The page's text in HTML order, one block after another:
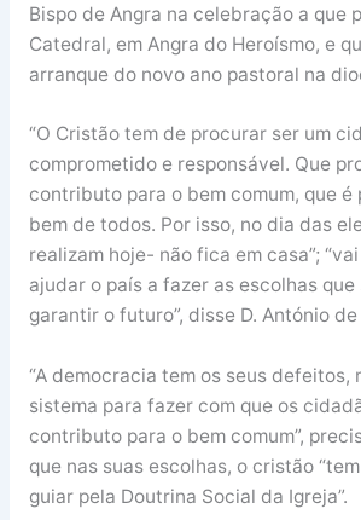
Bispo de Angra na celebração a que
Catedral, em Angra do Heroísmo, e
arranque do novo ano pastoral na
“O Cristão tem de procurar ser um
comprometido e responsável. Que
contributo para o bem comum, que é
bem de todos. Por isso, no dia das
realizam hoje- não fica em casa”;
ajudar o país a fazer as escolhas que
garantir o futuro”, disse D. António
“A democracia tem os seus defeitos,
sistema para fazer com que os
contributo para o bem comum”,
que nas suas escolhas, o cristão
guiar pela Doutrina Social da Igreja”.